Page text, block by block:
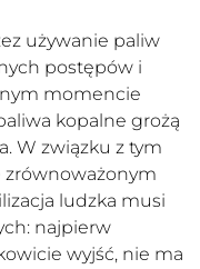
używanie paliw
postępów i
momencie
kopalne grożą
W związku z tym
zrównoważonym
ludzka musi
najpierw
wyjść, nie ma